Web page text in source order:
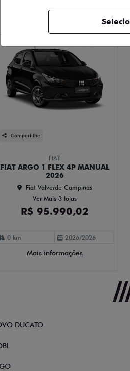
Compartilhe
FIAT
FIAT ARGO 1 FLEX 4P MANUAL
2026
Fiat Valverde Campinas
Ver Mais 3 lojas
R$ 95.990,02
0 km 2026/2026
Mais informações
DUCATO